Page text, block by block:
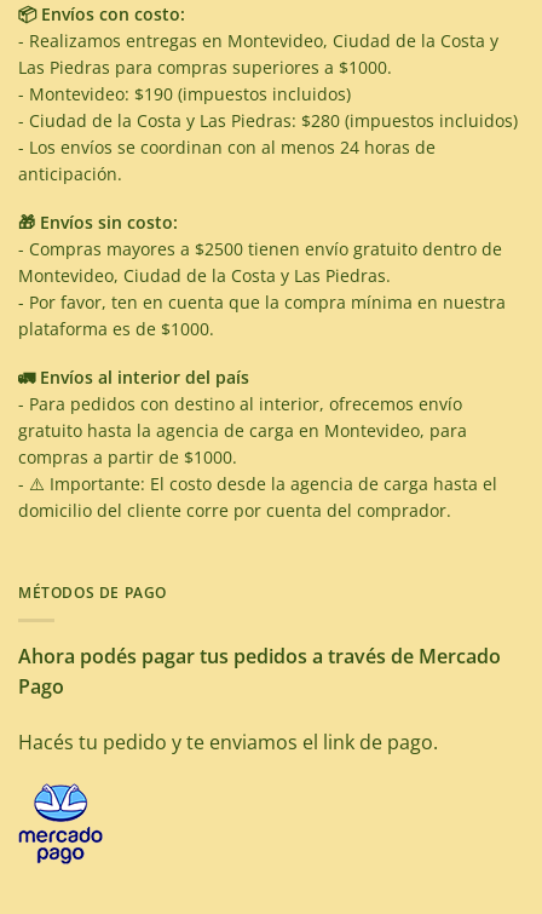
📦 Envíos con costo:
- Realizamos entregas en Montevideo, Ciudad de la Costa y
Las Piedras para compras superiores a $1000.
- Montevideo: $190 (impuestos incluidos)
- Ciudad de la Costa y Las Piedras: $280 (impuestos incluidos)
- Los envíos se coordinan con al menos 24 horas de
anticipación.
🎁 Envíos sin costo:
- Compras mayores a $2500 tienen envío gratuito dentro de
Montevideo, Ciudad de la Costa y Las Piedras.
- Por favor, ten en cuenta que la compra mínima en nuestra
plataforma es de $1000.
🚛 Envíos al interior del país
- Para pedidos con destino al interior, ofrecemos envío
gratuito hasta la agencia de carga en Montevideo, para
compras a partir de $1000.
- ⚠️ Importante: El costo desde la agencia de carga hasta el
domicilio del cliente corre por cuenta del comprador.
MÉTODOS DE PAGO
Ahora podés pagar tus pedidos a través de Mercado
Pago
Hacés tu pedido y te enviamos el link de pago.